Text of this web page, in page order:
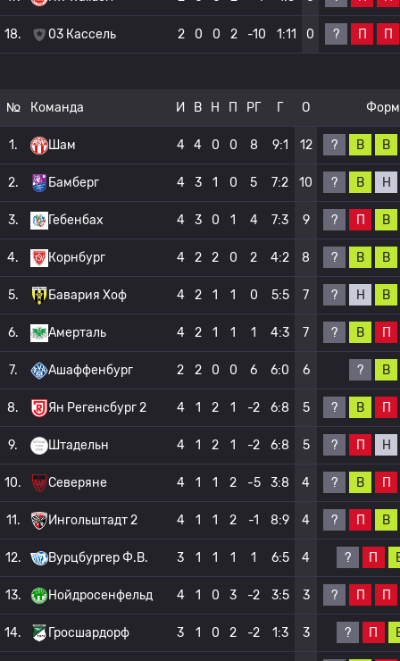
18. 03 Кассель 2 0 0 2 -10 1:11 0 ? П П
№ Команда И В Н П РГ Г О
1. Шам 4 4 0 0 8 9:1 12 ? В В
2. Бамберг 4 3 1 0 5 7:2 10 ? В Н
3. Гебенбах 4 3 0 1 4 7:3 9 ? П В
4. Корнбург 4 2 2 0 2 4:2 8 ? В В
5. Бавария Хоф 4 2 1 1 0 5:5 7 ? Н В
6. Амерталь 4 2 1 1 1 4:3 7 ? В П
7. Ашаффенбург 2 2 0 0 6 6:0 6 ? В
8. Ян Регенсбург 2 4 1 2 1 -2 6:8 5 ? В П
9. Штадельн 4 1 2 1 -2 6:8 5 ? П Н
10. Северяне 4 1 1 2 -5 3:8 4 ? В П
11. Ингольштадт 2 4 1 1 2 -1 8:9 4 ? П В
12. Вурцбургер Ф.В. 3 1 1 1 1 6:5 4 ? П
13. Нойдросенфельд 4 1 0 3 -2 3:5 3 ? П П
14. Гросшардорф 3 1 0 2 -2 1:3 3 ? П